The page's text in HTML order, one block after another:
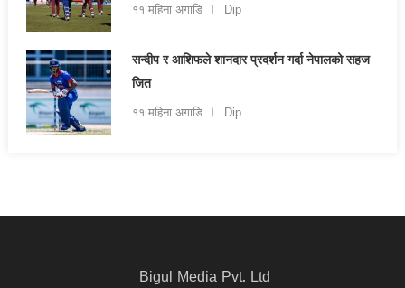
११ महिना अगाडि Dip
सन्दीप र आशिफले शानदार प्रदर्शन गर्दा नेपालको सहज
जित
११ महिना अगाडि Dip
Bigul Media Pvt. Ltd